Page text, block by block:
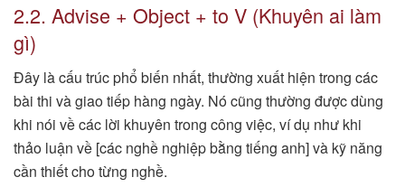
2.2. Advise + Object + to V (Khuyên ai làm
gì)
Đây là cấu trúc phổ biến nhất, thường xuất hiện trong các
bài thi và giao tiếp hàng ngày. Nó cũng thường được dùng
khi nói về các lời khuyên trong công việc, ví dụ như khi
thảo luận về [các nghề nghiệp bằng tiếng anh] và kỹ năng
cần thiết cho từng nghề.